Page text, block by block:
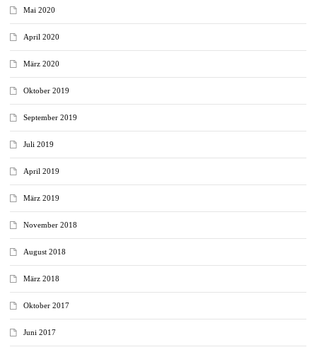
Mai 2020
April 2020
März 2020
Oktober 2019
September 2019
Juli 2019
April 2019
März 2019
November 2018
August 2018
März 2018
Oktober 2017
Juni 2017